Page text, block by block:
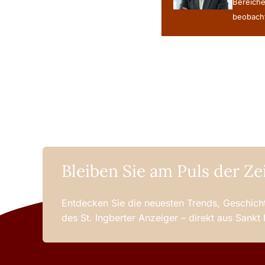
Bleiben Sie am Puls der
Entdecken Sie die neuesten Trends,
des St. Ingberter Anzeiger – direkt aus